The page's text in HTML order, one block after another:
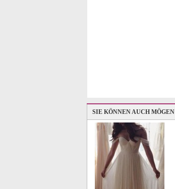
SIE KÖNNEN AUCH MÖGEN